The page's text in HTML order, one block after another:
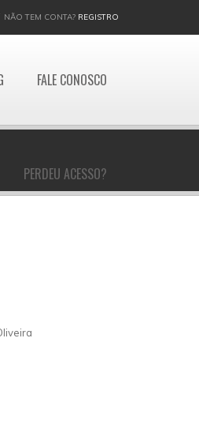
NÃO TEM CONTA? REGISTRO
FALE CONOSCO
PERDEU ACESSO?